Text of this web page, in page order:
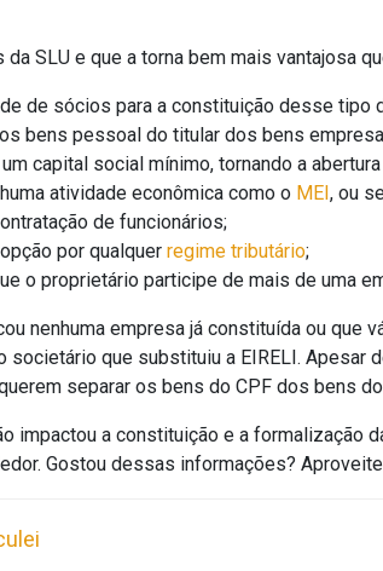
SLU e que a torna bem mais vantajosa
de sócios para a constituição desse tipo
pessoal do titular dos bens
capital social mínimo, tornando a
atividade econômica como o MEI, ou
de funcionários;
por qualquer regime tributário;
proprietário participe de mais de uma
nenhuma empresa já constituída ou que
societário que substituiu a EIRELI. Apesar
separar os bens do CPF dos bens do
impactou a constituição e a formalização
Gostou dessas informações?